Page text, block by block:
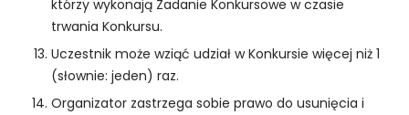
którzy wykonają Zadanie Konkursowe w czasie
trwania Konkursu.
Uczestnik może wziąć udział w Konkursie więcej niż 1
(słownie: jeden) raz.
Organizator zastrzega sobie prawo do usunięcia i